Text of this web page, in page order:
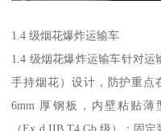
1.4 级烟花爆炸运输车​
1.4 级烟花爆炸运输车针对运
手持烟花）设计，防护重点
6mm 厚钢板，内壁粘贴